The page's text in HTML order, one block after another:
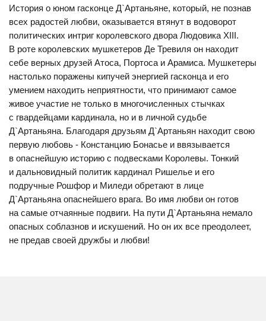
История о юном гасконце Д`Артаньяне, который, не познав
всех радостей любви, оказывается втянут в водоворот
политических интриг королевского двора Людовика XIII.
В роте королевских мушкетеров Де Тревиля он находит
себе верных друзей Атоса, Портоса и Арамиса. Мушкетеры
настолько поражены кипучей энергией гасконца и его
умением находить неприятности, что принимают самое
живое участие не только в многочисленных стычках
с гвардейцами кардинала, но и в личной судьбе
Д`Артаньяна. Благодаря друзьям Д`Артаньян находит свою
первую любовь - Констанцию Бонасье и ввязывается
в опаснейшую историю с подвесками Королевы. Тонкий
и дальновидный политик кардинал Ришелье и его
подручные Рошфор и Миледи обретают в лице
Д`Артаньяна опаснейшего врага. Во имя любви он готов
на самые отчаянные подвиги. На пути Д`Артаньяна немало
опасных соблазнов и искушений. Но он их все преодолеет,
не предав своей дружбы и любви!